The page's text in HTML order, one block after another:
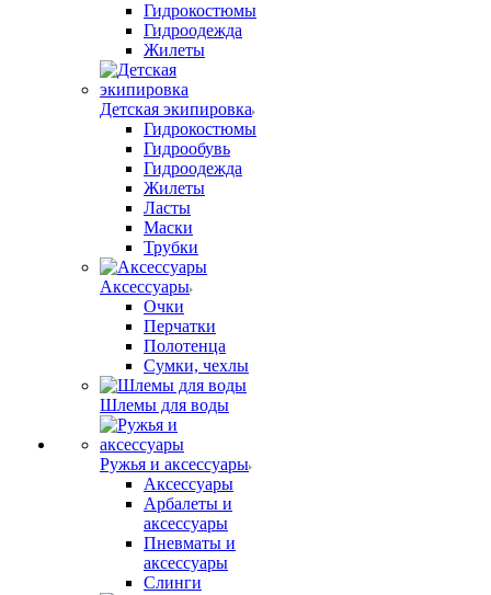
Гидрокостюмы
Гидроодежда
Жилеты
Детская экипировка
Гидрокостюмы
Гидрообувь
Гидроодежда
Жилеты
Ласты
Маски
Трубки
Аксессуары
Очки
Перчатки
Полотенца
Сумки, чехлы
Шлемы для воды
Ружья и аксессуары
Аксессуары
Арбалеты и
аксессуары
Пневматы и
аксессуары
Слинги